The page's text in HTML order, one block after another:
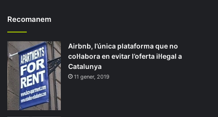
Recomanem
Airbnb, l’única plataforma que no
col·labora en evitar l’oferta il·legal a
Catalunya
11 gener, 2019